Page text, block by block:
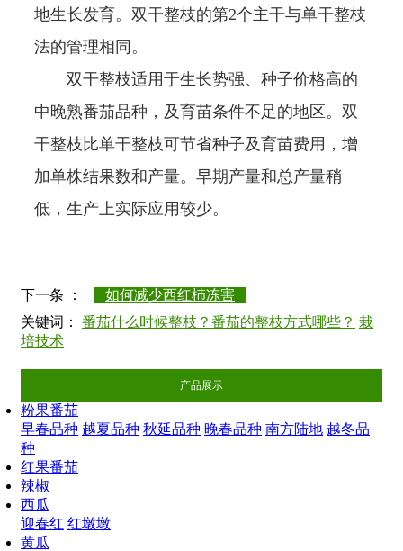
地生长发育。双干整枝的第2个主干与单干整枝
法的管理相同。
双干整枝适用于生长势强、种子价格高的
中晚熟番茄品种，及育苗条件不足的地区。双
干整枝比单干整枝可节省种子及育苗费用，增
加单株结果数和产量。早期产量和总产量稍
低，生产上实际应用较少。
下一条 ：
如何减少西红杮冻害
关键词： 番茄什么时候整枝？番茄的整枝方式哪些？ 栽
培技术
产品展示
粉果番茄
早春品种 越夏品种 秋延品种 晚春品种 南方陆地 越冬品
种
红果番茄
辣椒
西瓜
迎春红 红墩墩
黄瓜